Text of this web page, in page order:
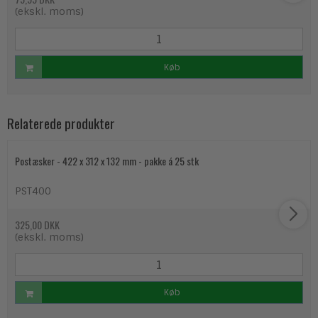
(ekskl. moms)
Køb
Relaterede produkter
Postæsker - 422 x 312 x 132 mm - pakke á 25 stk
PST400
325,00 DKK
(ekskl. moms)
Køb